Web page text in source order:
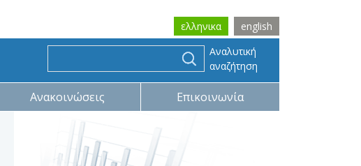
ελληνικα english
Αναλυτική
αναζήτηση
Ανακοινώσεις Επικοινωνία